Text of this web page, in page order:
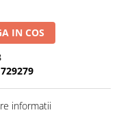
IN COS
informatii